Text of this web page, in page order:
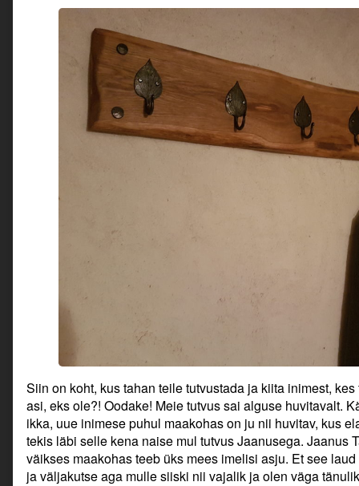
Siin on koht, kus tahan teile tutvustada ja kiita inimest,
asi, eks ole?! Oodake! Meie tutvus sai alguse huvitavalt.
ikka, uue inimese puhul maakohas on ju nii huvitav, kus
tekis läbi selle kena naise mul tutvus Jaanusega. Jaanus
väikses maakohas teeb üks mees imelisi asju. Et see
ja väljakutse aga mulle siiski nii vajalik ja olen väga